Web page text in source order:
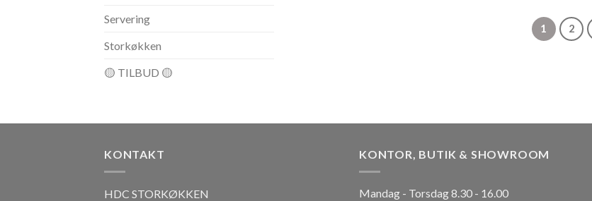
Servering
Storkøkken
🟡 TILBUD 🟡
på
1 2
KONTAKT
HDC STORKØKKEN
KONTOR, BUTIK & SHOWROOM
Mandag - Torsdag 8.30 - 16.00